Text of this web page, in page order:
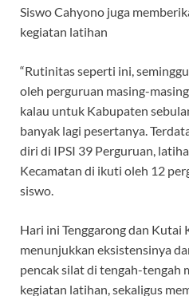
Siswo Cahyono juga
kegiatan latihan
“Rutinitas seperti ini,
oleh perguruan masing-
kalau untuk Kabupaten
banyak lagi pesertanya.
diri di IPSI 39 Perguruan,
Kecamatan di ikuti oleh 12
siswo.
Hari ini Tenggarong dan Kutai
menunjukkan eksistensinya
pencak silat di tengah-tengah
kegiatan latihan, sekaligus